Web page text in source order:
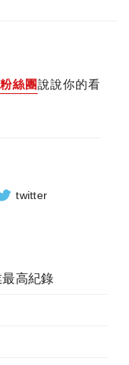
絲團說說你的看
twitter
高紀錄